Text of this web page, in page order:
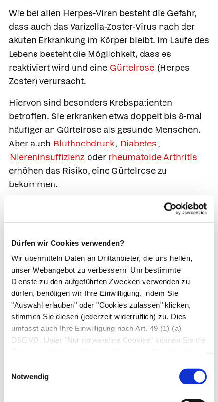
Dürfen wir Cookies verwenden?
Wir übermitteln Daten an Drittanbieter, die uns helfen,
unser Webangebot zu verbessern. Um bestimmte
Dienste zu den aufgeführten Zwecken verwenden zu
dürfen, benötigen wir Ihre Einwilligung. Indem Sie
"Auswahl erlauben" oder "Cookies zulassen" klicken,
stimmen Sie diesen (jederzeit widerruflich) zu. Dies
umfasst auch Ihre Einwilligung nach Art. 49 (1) (a)
DSGVO. Unter "Nur notwendige Cookies" können Sie die
Notwendig
Wie bei allen Herpes-Viren besteht die Gefahr,
dass auch das Varizella-Zoster-Virus nach der
akuten Erkrankung im Körper bleibt. Im Laufe des
Lebens besteht die Möglichkeit, dass es
reaktiviert wird und eine Gürtelrose (Herpes
Zoster) verursacht.
Hiervon sind besonders Krebspatienten
betroffen. Sie erkranken etwa doppelt bis 8-mal
häufiger an Gürtelrose als gesunde Menschen.
Aber auch Bluthochdruck, Diabetes,
Niereninsuffizienz oder rheumatoide Arthritis
erhöhen das Risiko, eine Gürtelrose zu
bekommen.
Da beide Erkrankungen – Windpocken und
Gürtelrose erkrankte Großmutter ihren Enkel mit
Windpocken ansteckt.
Behandlung
Bei sonst gesunden Kindern ist keine Therapie
erforderlich.
Eine Behandlung mit virushemmenden
Medikamenten (
) ist nur notwendig,
wenn die erkrankte Person über 20 Jahre alt ist,